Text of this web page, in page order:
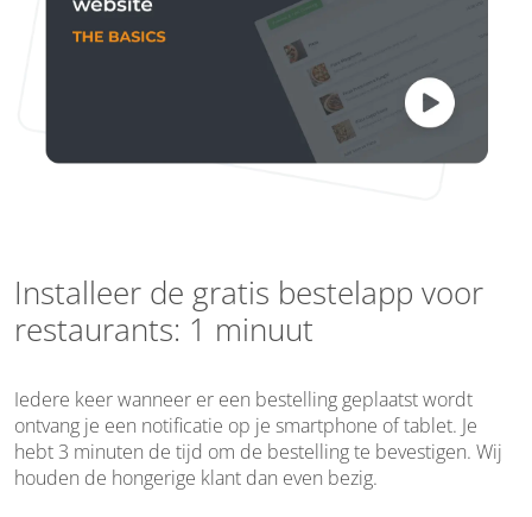
Installeer de gratis bestelapp voor
restaurants: 1 minuut
Iedere keer wanneer er een bestelling geplaatst wordt
ontvang je een notificatie op je smartphone of tablet. Je
hebt 3 minuten de tijd om de bestelling te bevestigen. Wij
houden de hongerige klant dan even bezig.